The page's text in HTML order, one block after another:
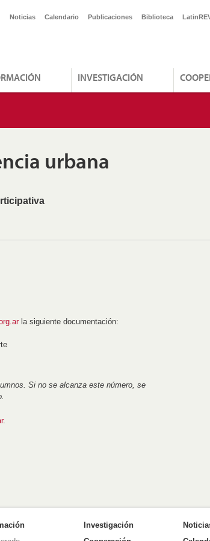
Noticias Calendario Publicaciones Biblioteca
INVESTIGACIÓN
urbana
la siguiente documentación:
Si no se alcanza este número, se
.
Investigación